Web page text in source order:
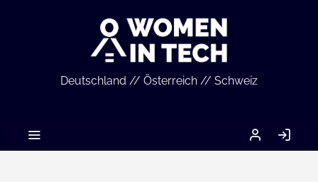
Deutschland // Österreich // Schweiz
MEIN
ACCOUNT